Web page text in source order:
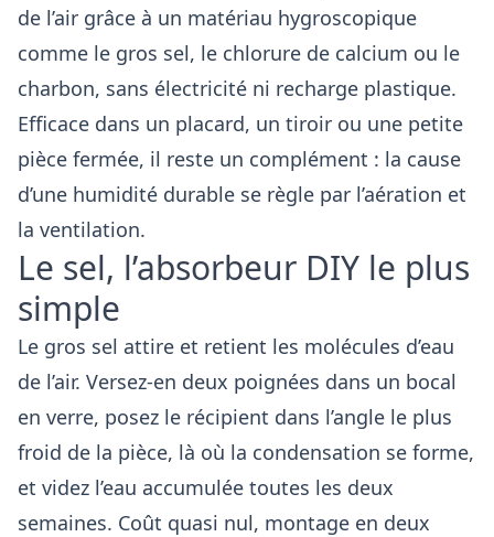
de l’air grâce à un matériau hygroscopique
comme le gros sel, le chlorure de calcium ou le
charbon, sans électricité ni recharge plastique.
Efficace dans un placard, un tiroir ou une petite
pièce fermée, il reste un complément : la cause
d’une humidité durable se règle par l’aération et
la ventilation.
Le sel, l’absorbeur DIY le plus
simple
Le gros sel attire et retient les molécules d’eau
de l’air. Versez-en deux poignées dans un bocal
en verre, posez le récipient dans l’angle le plus
froid de la pièce, là où la condensation se forme,
et videz l’eau accumulée toutes les deux
semaines. Coût quasi nul, montage en deux